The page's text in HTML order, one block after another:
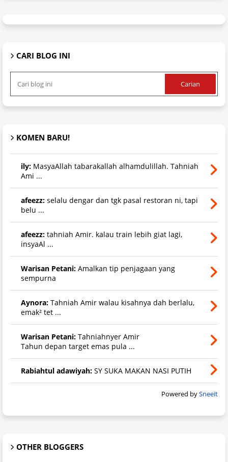
CARI BLOG INI
KOMEN BARU!
ily: MasyaAllah tabarakallah alhamdulillah. Tahniah
Ami ...
afeezz: selalu dengar dan tgk pasal restoran ni, tapi
belu ...
afeezz: tahniah Amir. kalau train lebih giat lagi,
insyaAl ...
Warisan Petani: Amalkan tip penjagaan yang
sempurna
Aynora: Tahniah Amir walau kisahnya dah berlalu,
emak² tet ...
Warisan Petani: Tahniahnyer Amir
Tahun depan target emas pula ...
Rabiahtul adawiyah: SY SUKA MAKAN NASI PUTIH
Powered bySneeit
OTHER BLOGGERS